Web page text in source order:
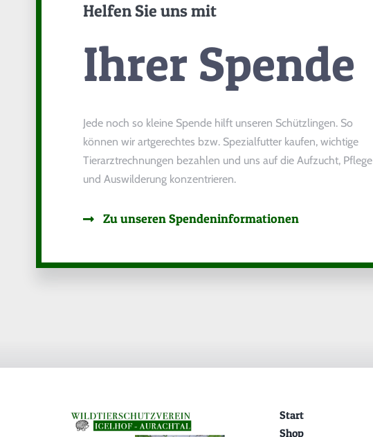
Helfen Sie uns mit
Ihrer Spende
Jede noch so kleine Spende hilft unseren Schützlingen. So
können wir artgerechtes bzw. Spezialfutter kaufen, wichtige
Tierarztrechnungen bezahlen und uns auf die Aufzucht, Pflege
und Auswilderung konzentrieren.
Zu unseren Spendeninformationen
Start
Shop